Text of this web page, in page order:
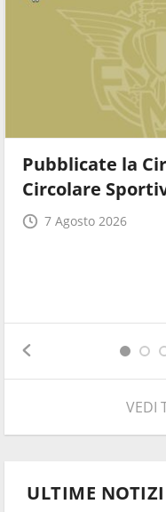
Pubblicate la
Circolare
7 Agosto 2026
VEDI
ULTIME